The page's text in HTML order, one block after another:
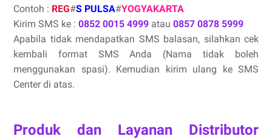
Contoh : REG#S PULSA#YOGYAKARTA
Kirim SMS ke : 0852 0015 4999 atau 0857 0878 5999
Apabila tidak mendapatkan SMS balasan, silahkan cek
kembali format SMS Anda (Nama tidak boleh
menggunakan spasi). Kemudian kirim ulang ke SMS
Center di atas.
Produk dan Layanan Distributor